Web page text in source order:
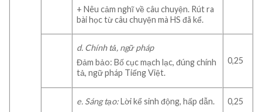
+ Nêu cảm nghĩ về câu chuyện. Rút ra
bài học từ câu chuyện mà HS đã kể.
d. Chính tả, ngữ pháp
Đảm bảo: Bố cục mạch lạc, đúng chính
tả, ngữ pháp Tiếng Việt.
0,25
e. Sáng tạo:Lời kể sinh động, hấp dẫn. 0,25